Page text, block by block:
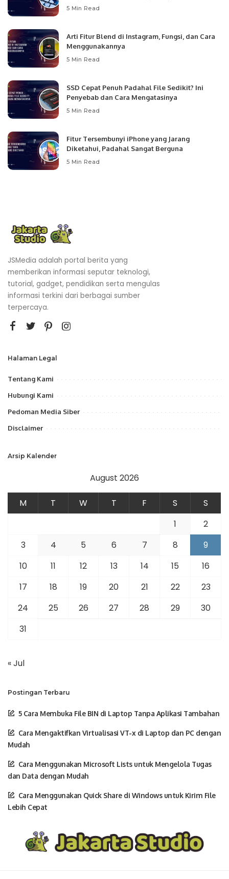
5 Min Read
Arti Fitur Blend di Instagram, Fungsi, dan Cara
Menggunakannya
5 Min Read
SSD Cepat Penuh Padahal File Sedikit? Ini
Penyebab dan Cara Mengatasinya
5 Min Read
Fitur Tersembunyi iPhone yang Jarang
Diketahui, Padahal Sangat Berguna
5 Min Read
JSMedia adalah portal berita yang
memberikan informasi seputar teknologi,
tutorial, gadget, pendidikan serta mengulas
informasi terkini dari berbagai sumber
terpercaya.
Halaman Legal
Tentang Kami
Hubungi Kami
Pedoman Media Siber
Disclaimer
Arsip Kalender
August 2026
M T W T F S
S
1
2
3
4 5 6 7 8
9
10
11 12 13 14 15
16
17
18 19 20 21 22
23
24
25 26 27 28 29
30
31
« Jul
Postingan Terbaru
5 Cara Membuka File BIN di Laptop Tanpa Aplikasi Tambahan
Cara Mengaktifkan Virtualisasi VT-x di Laptop dan PC dengan
Mudah
Cara Menggunakan Microsoft Lists untuk Mengelola Tugas
dan Data dengan Mudah
Cara Menggunakan Quick Share di Windows untuk Kirim File
Lebih Cepat